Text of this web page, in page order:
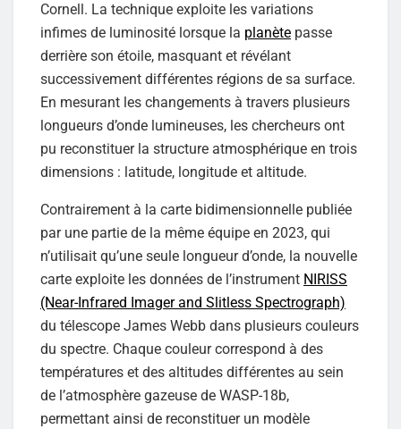
Cornell. La technique exploite les variations
infimes de luminosité lorsque la planète passe
derrière son étoile, masquant et révélant
successivement différentes régions de sa surface.
En mesurant les changements à travers plusieurs
longueurs d’onde lumineuses, les chercheurs ont
pu reconstituer la structure atmosphérique en trois
dimensions : latitude, longitude et altitude.
Contrairement à la carte bidimensionnelle publiée
par une partie de la même équipe en 2023, qui
n’utilisait qu’une seule longueur d’onde, la nouvelle
carte exploite les données de l’instrument NIRISS
(Near-Infrared Imager and Slitless Spectrograph)
du télescope James Webb dans plusieurs couleurs
du spectre. Chaque couleur correspond à des
températures et des altitudes différentes au sein
de l’atmosphère gazeuse de WASP-18b,
permettant ainsi de reconstituer un modèle